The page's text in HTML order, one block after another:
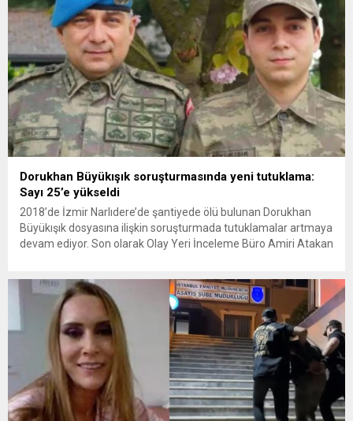
Dorukhan Büyükışık soruşturmasında yeni tutuklama:
Sayı 25’e yükseldi
2018’de İzmir Narlıdere’de şantiyede ölü bulunan Dorukhan
Büyükışık dosyasına ilişkin soruşturmada tutuklamalar artmaya
devam ediyor. Son olarak Olay Yeri İnceleme Büro Amiri Atakan
bulunan Dorukhan Büyükışık’a ilişkin yeniden açılan
soruşturmada tutuklamalar genişliyor. Son olarak dönemin...